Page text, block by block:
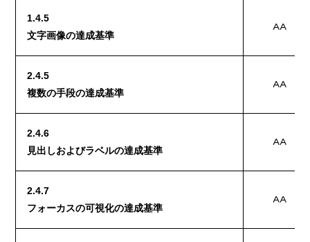
1.4.5
文字画像の達成基準
AA
2.4.5
複数の手段の達成基準
AA
2.4.6
見出しおよびラベルの達成基準
AA
2.4.7
フォーカスの可視化の達成基準
AA